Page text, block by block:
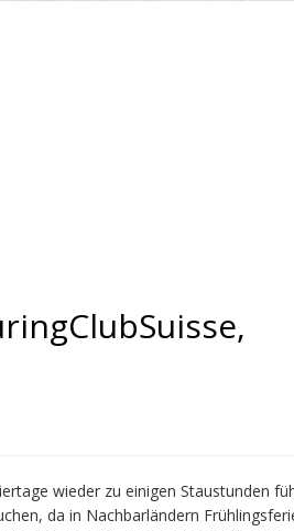
wieder zu einigen Staustunden
da in Nachbarländern